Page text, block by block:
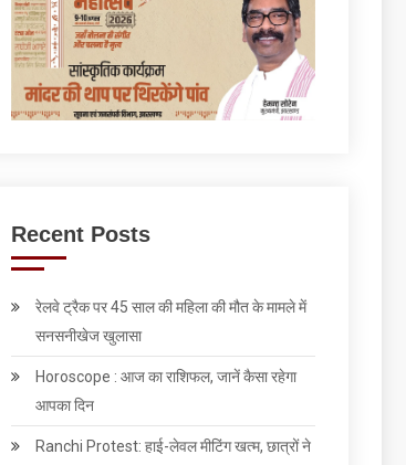
Recent Posts
रेलवे ट्रैक पर 45 साल की महिला की मौत के मामले में
सनसनीखेज खुलासा
Horoscope : आज का राशिफल, जानें कैसा रहेगा
आपका दिन
Ranchi Protest: हाई-लेवल मीटिंग खत्म, छात्रों ने